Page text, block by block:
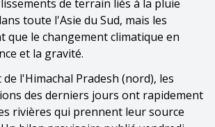
de terrain liés à la pluie
toute l'Asie du Sud, mais les
que le changement climatique en
et la gravité.
de l'Himachal Pradesh (nord), les
des derniers jours ont rapidement
rivières qui prennent leur source